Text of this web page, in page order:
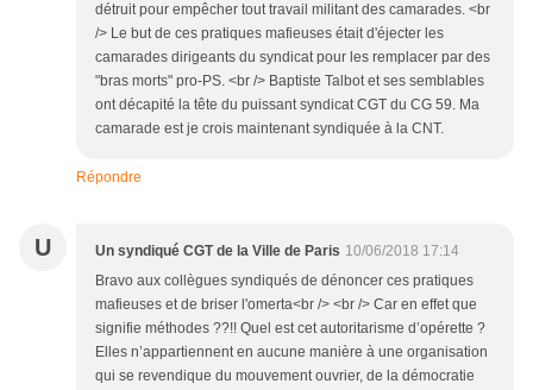
détruit pour empêcher tout travail militant des camarades. <br
/> Le but de ces pratiques mafieuses était d'éjecter les
camarades dirigeants du syndicat pour les remplacer par des
"bras morts" pro-PS. <br /> Baptiste Talbot et ses semblables
ont décapité la tête du puissant syndicat CGT du CG 59. Ma
camarade est je crois maintenant syndiquée à la CNT.
Répondre
U Un syndiqué CGT de la Ville de Paris 10/06/2018 17:14
Bravo aux collègues syndiqués de dénoncer ces pratiques
mafieuses et de briser l'omerta<br /> <br /> Car en effet que
signifie méthodes ??!! Quel est cet autoritarisme d’opérette ?
Elles n’appartiennent en aucune manière à une organisation
qui se revendique du mouvement ouvrier, de la démocratie